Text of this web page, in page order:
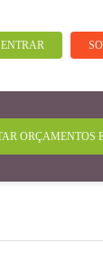
ENTRAR